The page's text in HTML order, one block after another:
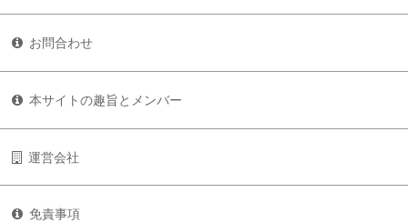
お問合わせ
本サイトの趣旨とメンバー
運営会社
免責事項